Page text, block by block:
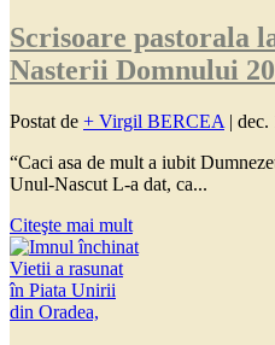
Scrisoare pastorala
Nasterii Domnului
Postat de + Virgil BERCEA | dec.
“Caci asa de mult a iubit
Unul-Nascut L-a dat, ca...
Citeşte mai mult